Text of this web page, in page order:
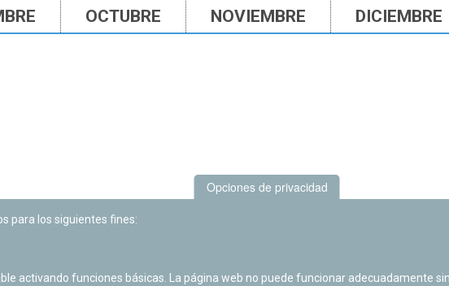
OCTUBRE NOVIEMBRE DICIEMBRE
Opciones de privacidad
para los siguientes fines:
activando funciones básicas. La página web no puede funcionar adecuadamente